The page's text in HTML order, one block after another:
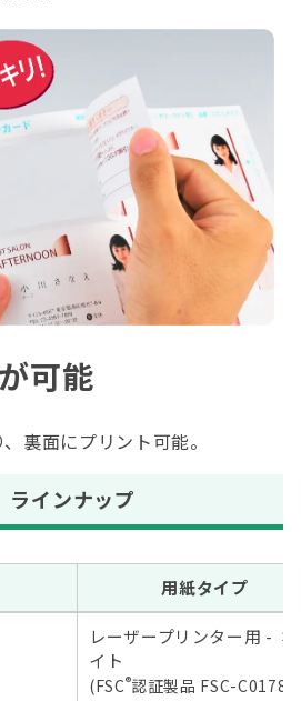
可能
裏面にプリント可能。
インナップ
用紙タイプ
レーザープリンター用 -
イト
(FSC®認証製品 FSC-